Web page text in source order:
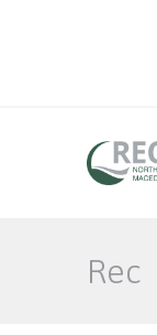
Rec